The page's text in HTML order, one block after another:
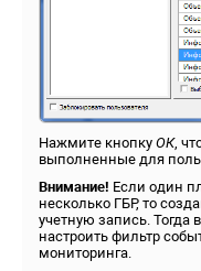
Нажмите кнопку ОК,
выполненные для
Внимание! Если один
несколько ГБР, то
учетную запись.
настроить фильтр
мониторинга.